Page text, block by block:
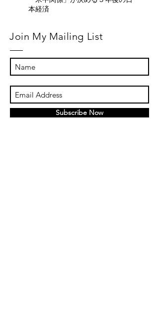
本経済
Join My Mailing List
Subscribe Now